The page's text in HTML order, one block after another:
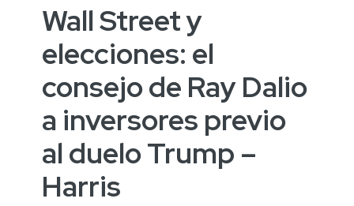
Wall Street y
elecciones: el
consejo de Ray Dalio
a inversores previo
al duelo Trump –
Harris